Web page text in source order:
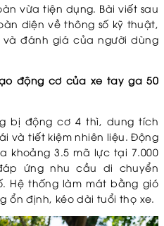
vừa tiện dụng. Bài viết sau
diện về thông số kỹ thuật,
đánh giá của người dùng
động cơ của xe tay ga 50
bị động cơ 4 thì, dung tích
và tiết kiệm nhiên liệu. Động
khoảng 3.5 mã lực tại 7.000
ứng nhu cầu di chuyển
Hệ thống làm mát bằng gió
ổn định, kéo dài tuổi thọ xe.